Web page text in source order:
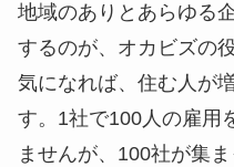
地域のありとあらゆる
するのが、オカビズの
気になれば、住む人が
す。1社で100人の雇用
ませんが、100社が集